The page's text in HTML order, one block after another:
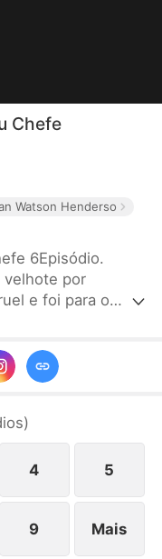
Chefe
Watson Henderso
6Episódio.
velhote por
e foi para o
que ela
chamar este novo
)
4 5
9 Mais